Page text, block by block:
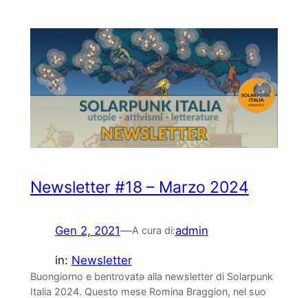
Newsletter #18 – Marzo 2024
Gen 2, 2021—A cura di:admin
in: Newsletter
Buongiorno e bentrovatə alla newsletter di Solarpunk
Italia 2024. Questo mese Romina Braggion, nel suo